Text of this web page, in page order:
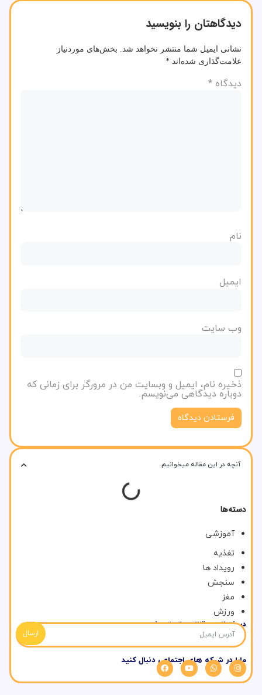
دیدگاهتان را بنویسید
نشانی ایمیل شما منتشر نخواهد شد.
بخش‌های موردنیاز
علامت‌گذاری شده‌اند *
دیدگاه *
نام
ایمیل
وب‌ سایت
ذخیره نام، ایمیل و وبسایت من در مرورگر برای زمانی که
دوباره دیدگاهی می‌نویسم.
آنچه در این مقاله میخوانیم
دسته‌ها
آموزشی
تغذیه
رویداد ها
سنجش
مغز
ورزش
در خبرنامه مقالات ما عضو شوید
ارسال
مارا در شبکه های اجتماعی دنبال کنید